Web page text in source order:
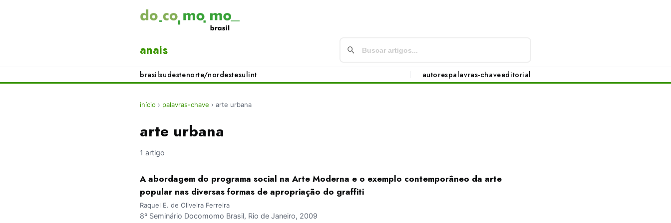
anais
brasilsudestenorte/nordestesulint autorespalavras-chaveeditorial
início › palavras-chave › arte urbana
arte urbana
1 artigo
A abordagem do programa social na Arte Moderna e o exemplo contemporâneo da arte
popular nas diversas formas de apropriação do graffiti
Raquel E. de Oliveira Ferreira
8º Seminário Docomomo Brasil, Rio de Janeiro, 2009